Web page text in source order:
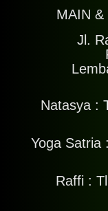
MAIN &
Jl.
Natasya :
Yoga Satria :
Raffi :